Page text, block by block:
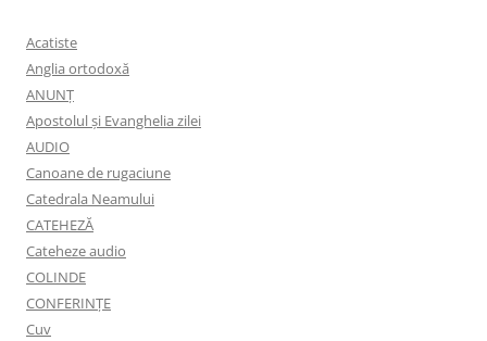
Acatiste
Anglia ortodoxă
ANUNŢ
Apostolul şi Evanghelia zilei
AUDIO
Canoane de rugaciune
Catedrala Neamului
CATEHEZĂ
Cateheze audio
COLINDE
CONFERINȚE
Cuv